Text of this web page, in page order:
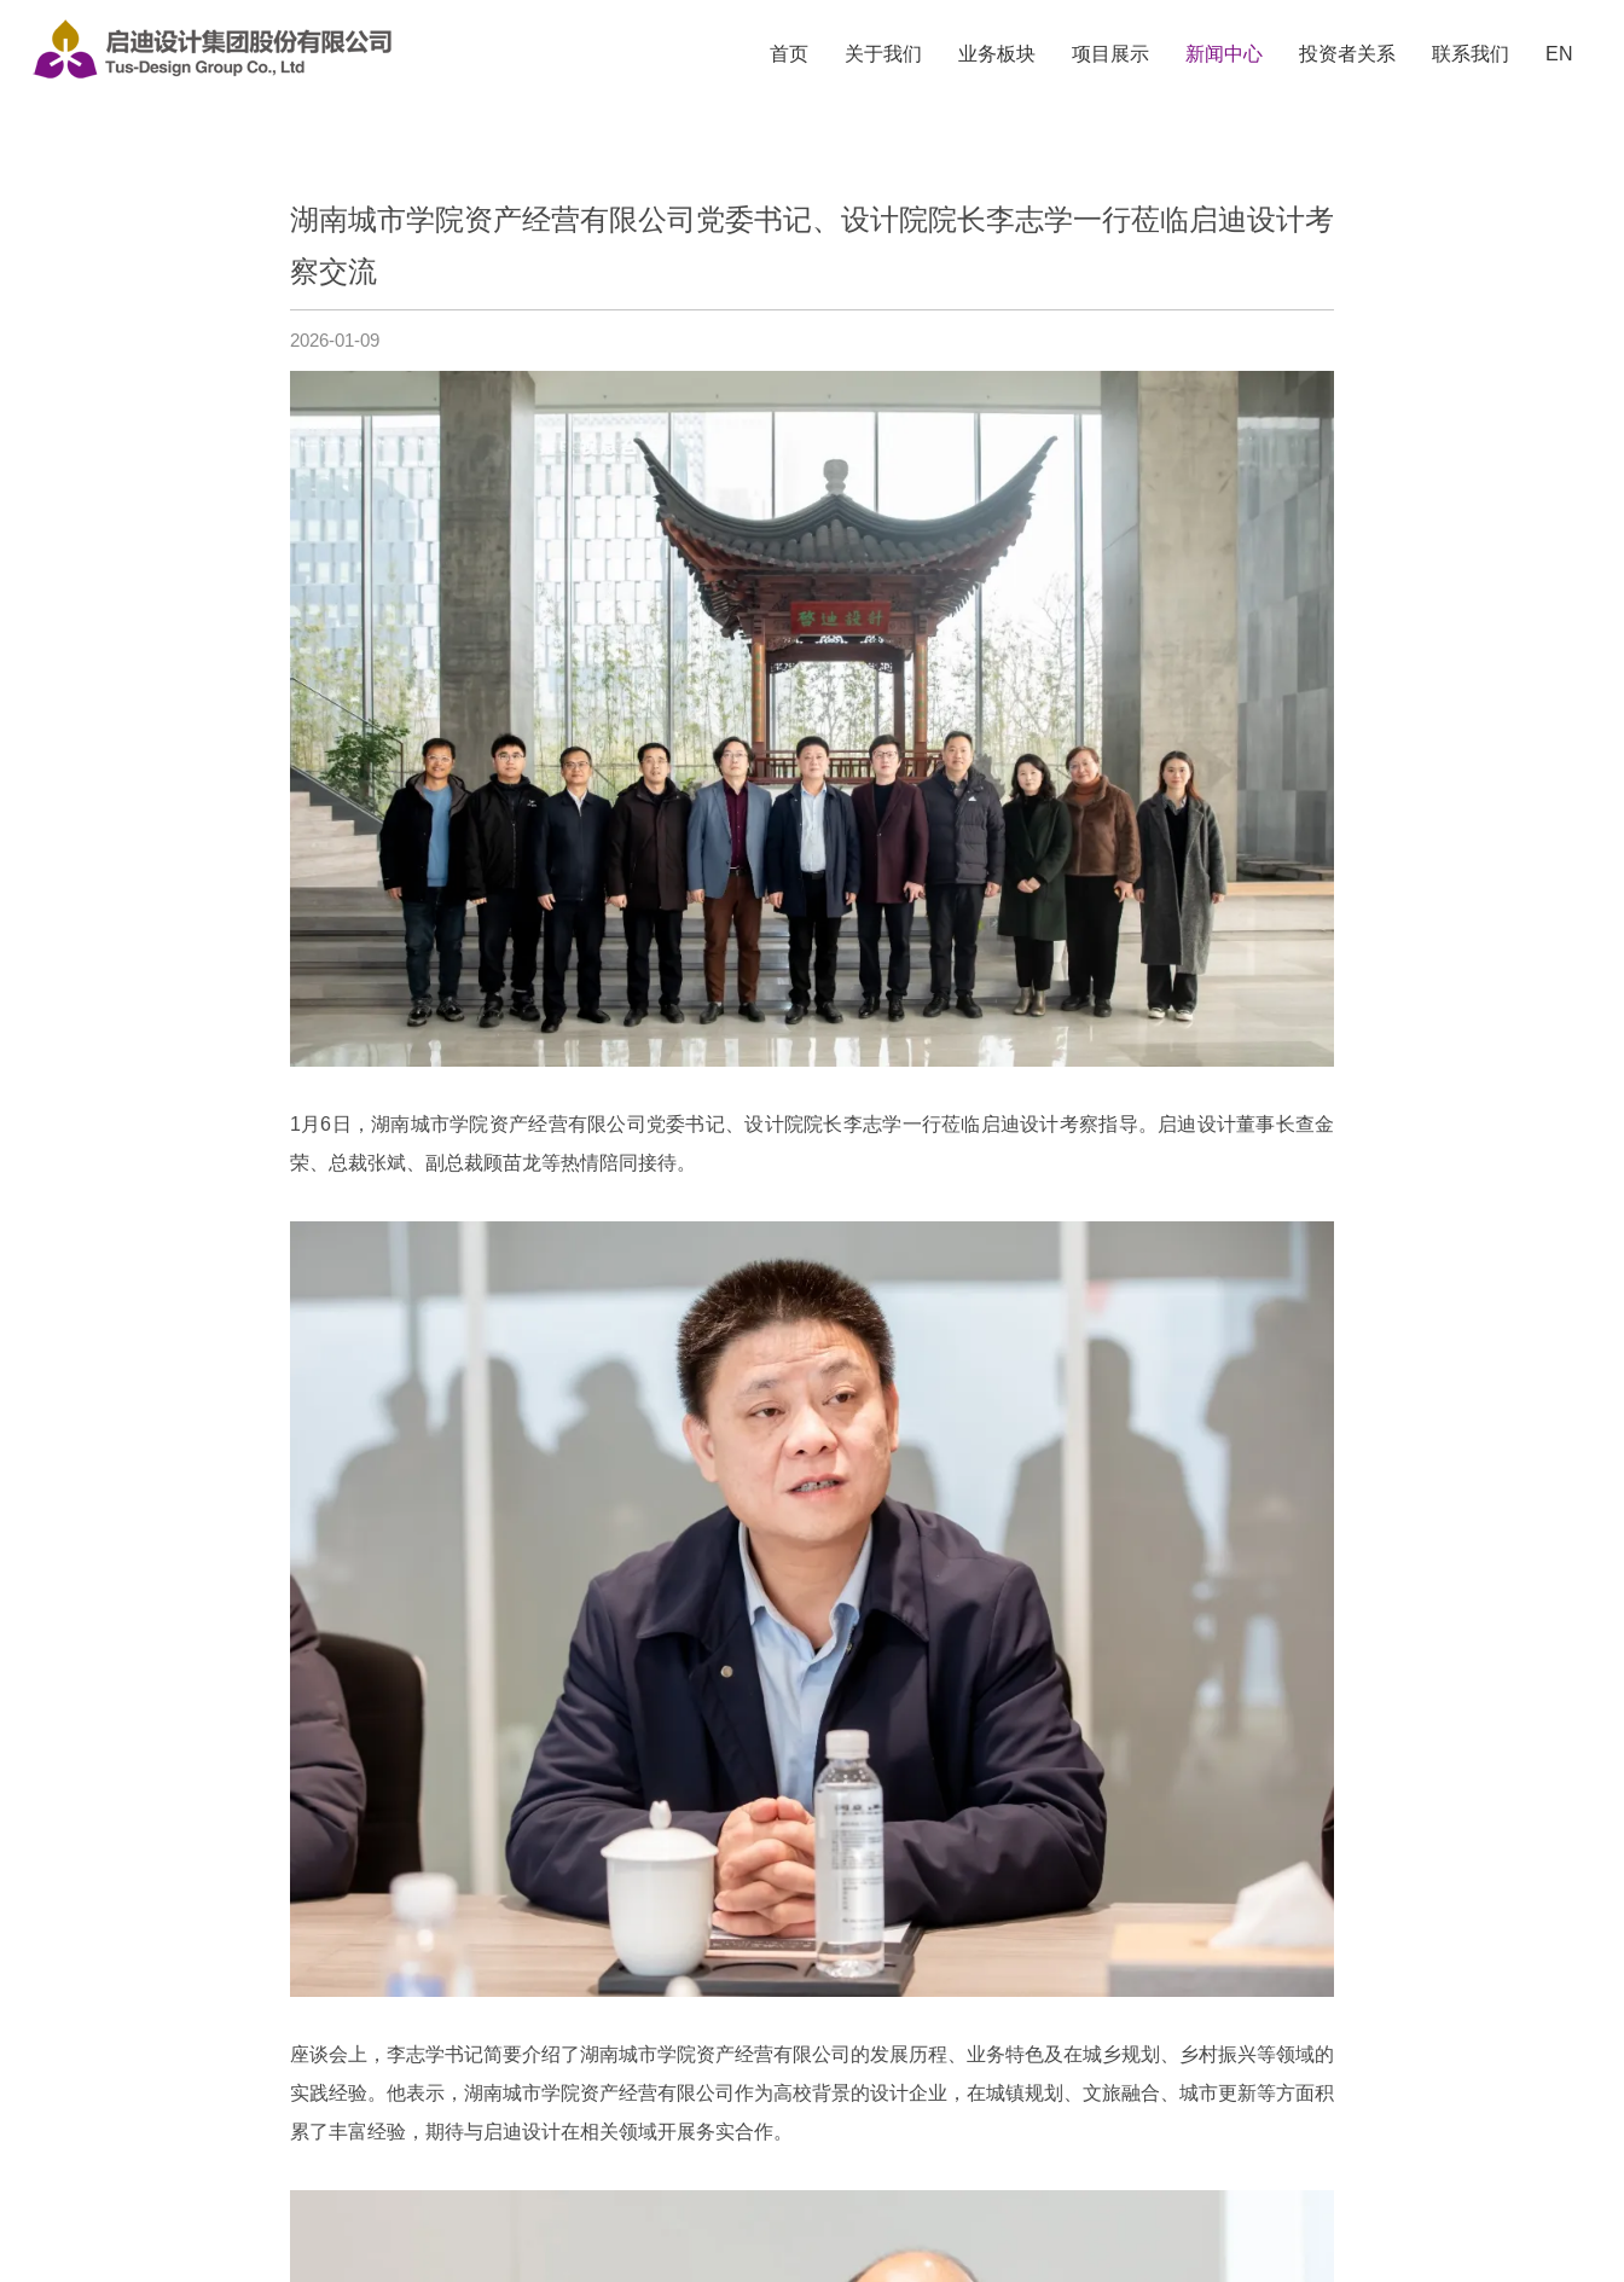
首页 关于我们 业务板块 项目展示 新闻中心 投资者关系 联系我们 EN
湖南城市学院资产经营有限公司党委书记、设计院院长李志学一行莅临启迪设计考
察交流
2026-01-09
1月6日，湖南城市学院资产经营有限公司党委书记、设计院院长李志学一行莅临启迪设计考察指导。启迪设计董事长查金
荣、总裁张斌、副总裁顾苗龙等热情陪同接待。
座谈会上，李志学书记简要介绍了湖南城市学院资产经营有限公司的发展历程、业务特色及在城乡规划、乡村振兴等领域的
实践经验。他表示，湖南城市学院资产经营有限公司作为高校背景的设计企业，在城镇规划、文旅融合、城市更新等方面积
累了丰富经验，期待与启迪设计在相关领域开展务实合作。